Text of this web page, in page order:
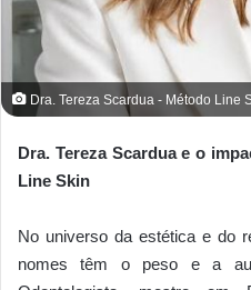
Dra. Tereza Scardua - Método Line
Dra. Tereza Scardua e o
Line Skin
No universo da estética e do
nomes têm o peso e a